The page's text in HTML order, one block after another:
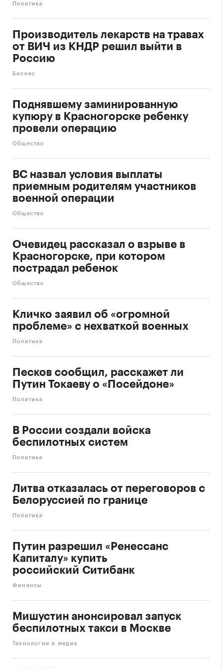
Политика
Производитель лекарств на травах
от ВИЧ из КНДР решил выйти в
Россию
Бизнес
Поднявшему заминированную
купюру в Красногорске ребенку
провели операцию
Общество
ВС назвал условия выплаты
приемным родителям участников
военной операции
Общество
Очевидец рассказал о взрыве в
Красногорске, при котором
пострадал ребенок
Общество
Кличко заявил об «огромной
проблеме» с нехваткой военных
Политика
Песков сообщил, расскажет ли
Путин Токаеву о «Посейдоне»
Политика
В России создали войска
беспилотных систем
Политика
Литва отказалась от переговоров с
Белоруссией по границе
Политика
Путин разрешил «Ренессанс
Капиталу» купить
российский Ситибанк
Финансы
Мишустин анонсировал запуск
беспилотных такси в Москве
Технологии и медиа